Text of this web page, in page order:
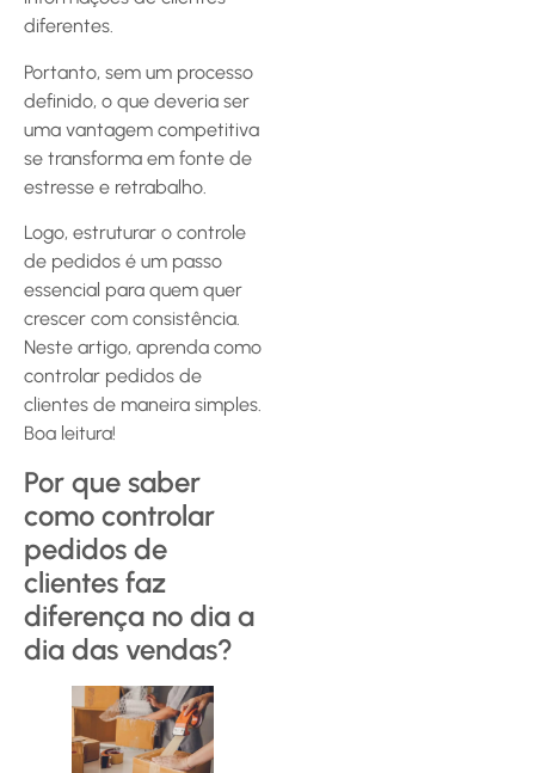
diferentes.
Portanto, sem um processo
definido, o que deveria ser
uma vantagem competitiva
se transforma em fonte de
estresse e retrabalho.
Logo, estruturar o controle
de pedidos é um passo
essencial para quem quer
crescer com consistência.
Neste artigo, aprenda como
controlar pedidos de
clientes de maneira simples.
Boa leitura!
Por que saber
como controlar
pedidos de
clientes faz
diferença no dia a
dia das vendas?